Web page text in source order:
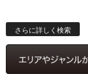
索
さらに詳しく検索